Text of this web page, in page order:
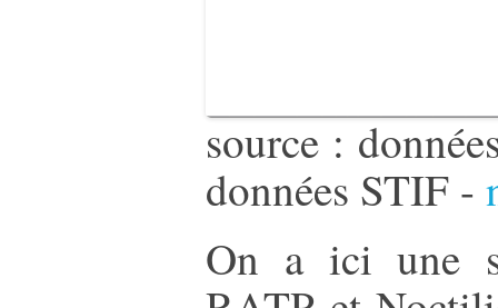
source :
données STIF -
On a ici une